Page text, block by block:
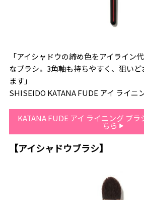
「アイシャドウの締め色をアイライン
なブラシ。3角軸も持ちやすく、狙い
ます」
SHISEIDO KATANA FUDE アイ ライ
KATANA FUDE アイ ライニング ブ
ちら
【アイシャドウブラシ】